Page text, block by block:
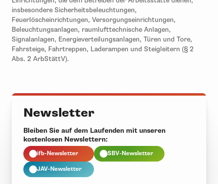
insbesondere Sicherheitsbeleuchtungen,
Feuerlöscheinrichtungen, Versorgungseinrichtungen,
Beleuchtungsanlagen, raumlufttechnische Anlagen,
Signalanlagen, Energieverteilungsanlagen, Türen und Tore,
Fahrsteige, Fahrtreppen, Laderampen und Steigleitern (§ 2
Abs. 2 ArbStättV).
Newsletter
Bleiben Sie auf dem Laufenden mit unseren
kostenlosen Newslettern:
ifb-Newsletter SBV-Newsletter
JAV-Newsletter